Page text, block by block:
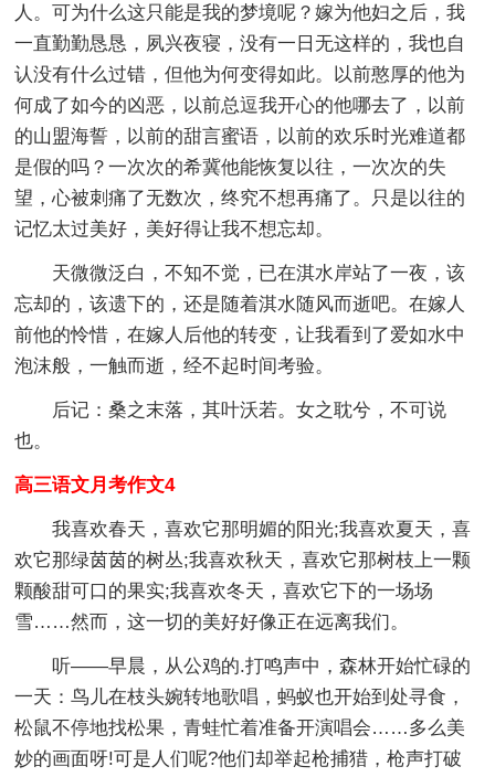
人。可为什么这只能是我的梦境呢？嫁为他妇之后，我
一直勤勤恳恳，夙兴夜寝，没有一日无这样的，我也自
认没有什么过错，但他为何变得如此。以前憨厚的他为
何成了如今的凶恶，以前总逗我开心的他哪去了，以前
的山盟海誓，以前的甜言蜜语，以前的欢乐时光难道都
是假的吗？一次次的希冀他能恢复以往，一次次的失
望，心被刺痛了无数次，终究不想再痛了。只是以往的
记忆太过美好，美好得让我不想忘却。
天微微泛白，不知不觉，已在淇水岸站了一夜，该
忘却的，该遗下的，还是随着淇水随风而逝吧。在嫁人
前他的怜惜，在嫁人后他的转变，让我看到了爱如水中
泡沫般，一触而逝，经不起时间考验。
后记：桑之末落，其叶沃若。女之耽兮，不可说
也。
高三语文月考作文4
我喜欢春天，喜欢它那明媚的阳光;我喜欢夏天，喜
欢它那绿茵茵的树丛;我喜欢秋天，喜欢它那树枝上一颗
颗酸甜可口的果实;我喜欢冬天，喜欢它下的一场场
雪……然而，这一切的美好好像正在远离我们。
听——早晨，从公鸡的.打鸣声中，森林开始忙碌的
一天：鸟儿在枝头婉转地歌唱，蚂蚁也开始到处寻食，
松鼠不停地找松果，青蛙忙着准备开演唱会……多么美
妙的画面呀!可是人们呢?他们却举起枪捕猎，枪声打破